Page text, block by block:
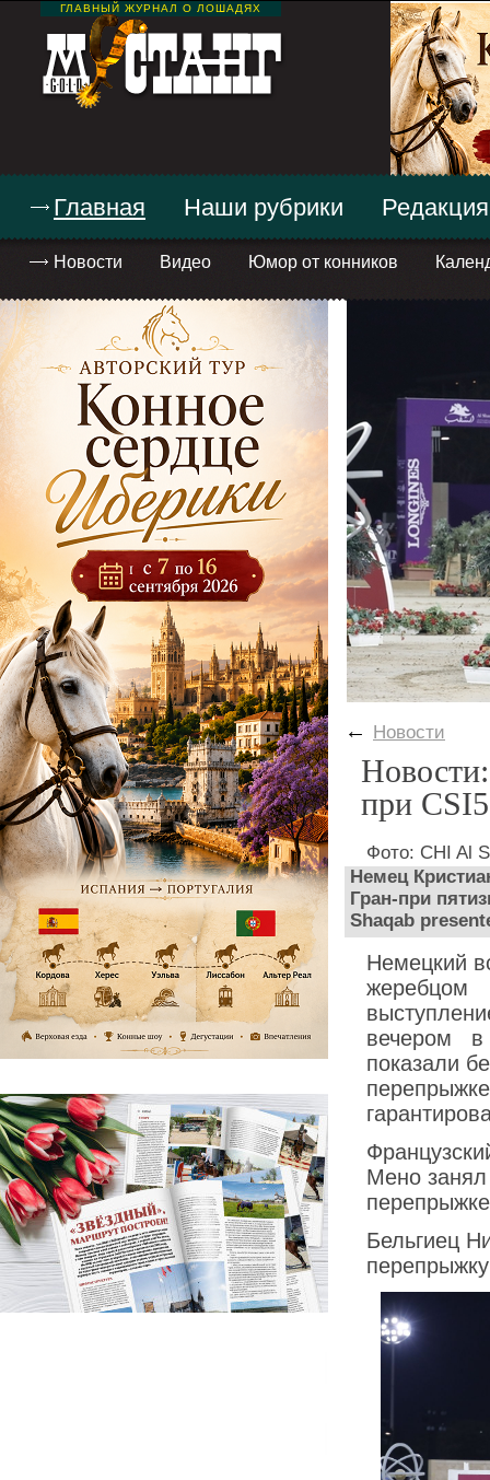
ГЛАВНЫЙ ЖУРНАЛ О ЛОШАДЯХ
Главная
Новости Видео Юмор от конников
Наши рубрики Редакция
← Новости
при
Фото: CHI Al
Немец
Гран-при
Shaqab
Немецкий
вечером
показали
Мено
Бельгиец